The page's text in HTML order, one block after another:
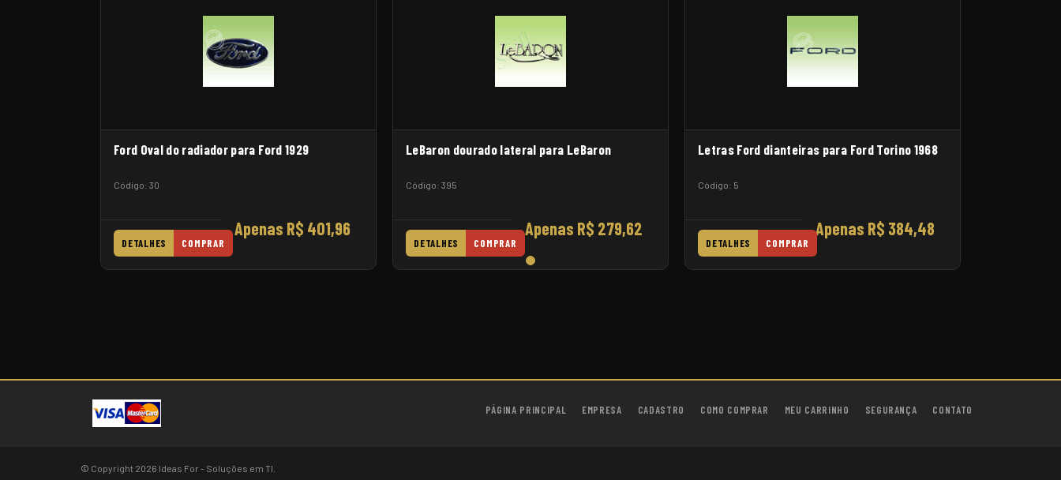
Ford Oval do radiador para Ford 1929
Código: 30
Apenas R$ 401,96
DETALHES COMPRAR
LeBaron dourado lateral para LeBaron
Código: 395
Apenas R$ 279,62
DETALHES COMPRAR
Letras Ford dianteiras para Ford Torino 1968
Código: 5
Apenas R$ 384,48
DETALHES COMPRAR
PÁGINA PRINCIPAL EMPRESA CADASTRO COMO COMPRAR MEU CARRINHO SEGURANÇA CONTATO
© Copyright 2026 Ideas For - Soluções em TI.